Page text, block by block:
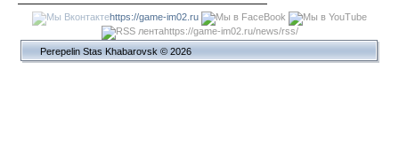
https://game-im02.ru
https://game-im02.ru/news/rss/
Perepelin Stas Khabarovsk © 2026